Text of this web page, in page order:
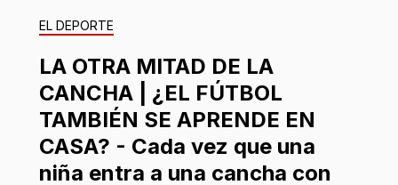
EL DEPORTE
LA OTRA MITAD DE LA
CANCHA | ¿EL FÚTBOL
TAMBIÉN SE APRENDE EN
CASA? - Cada vez que una
niña entra a una cancha con